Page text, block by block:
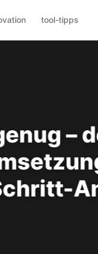
tool-tipps